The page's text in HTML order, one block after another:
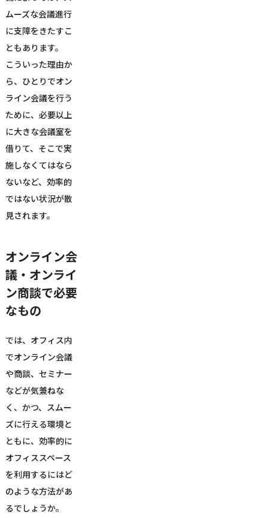
ムーズな会議進行
に支障をきたすこ
ともあります。
こういった理由か
ら、ひとりでオン
ライン会議を行う
ために、必要以上
に大きな会議室を
借りて、そこで実
施しなくてはなら
ないなど、効率的
ではない状況が散
見されます。
オンライン会
議・オンライ
ン商談で必要
なもの
では、オフィス内
でオンライン会議
や商談、セミナー
などが気兼ねな
く、かつ、スムー
ズに行える環境と
ともに、効率的に
オフィススペース
を利用するにはど
のような方法があ
るでしょうか。